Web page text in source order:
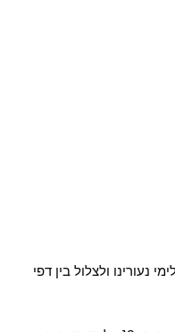
נעורינו ולצלול בין דפי